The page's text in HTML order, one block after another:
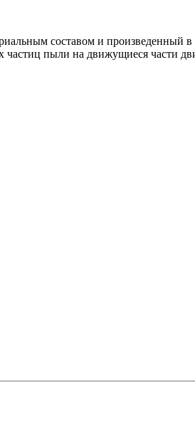
составом и произведенный
пыли на движущиеся части